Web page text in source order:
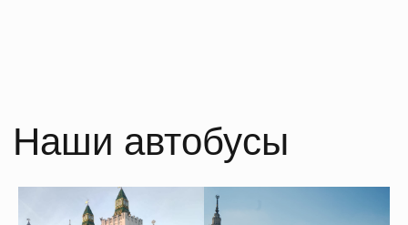
экскурсии - это сложный и ответственный выбор.
Но с правильным подходом и учетом всех
ключевых факторов, вы сможете обеспечить детям
комфортное и безопасное путешествие, которое